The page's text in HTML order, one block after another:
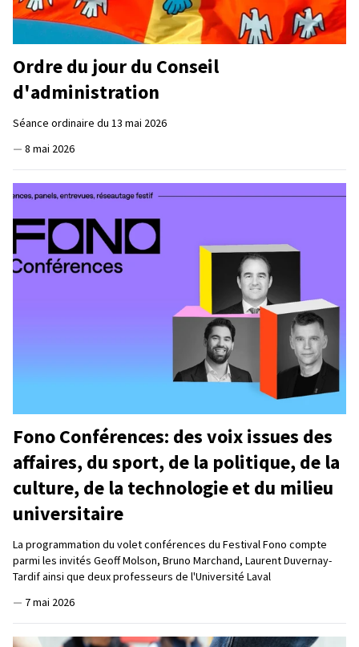
Ordre du jour du Conseil
d'administration
Séance ordinaire du 13 mai 2026
— 8 mai 2026
Fono Conférences: des voix issues des
affaires, du sport, de la politique, de la
culture, de la technologie et du milieu
universitaire
La programmation du volet conférences du Festival Fono compte
parmi les invités Geoff Molson, Bruno Marchand, Laurent Duvernay-
Tardif ainsi que deux professeurs de l'Université Laval
— 7 mai 2026